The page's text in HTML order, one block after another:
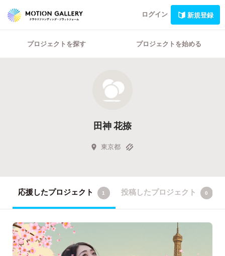
ログイン 新規登録
プロジェクトを探す プロジェクトを始める
田神 花捺
東京都
応援したプロジェクト 1 投稿したプロジェクト 0